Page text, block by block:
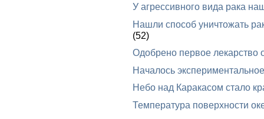
У агрессивного вида рака
Нашли способ уничтожать
(52)
Одобрено первое лекарство
Началось
Небо над Каракасом стало
Температура поверхности